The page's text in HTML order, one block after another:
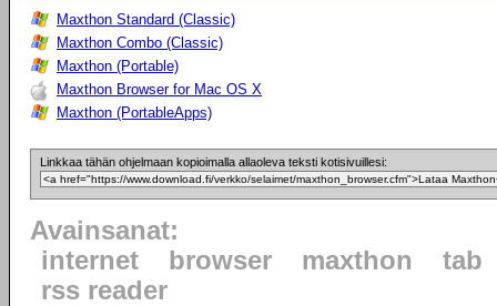
Maxthon Standard (Classic)
Maxthon Combo (Classic)
Maxthon (Portable)
Maxthon Browser for Mac OS X
Maxthon (PortableApps)
Linkkaa tähän ohjelmaan kopioimalla allaoleva teksti kotisivuillesi:
Avainsanat:
internet
browser maxthon
tab
rss reader